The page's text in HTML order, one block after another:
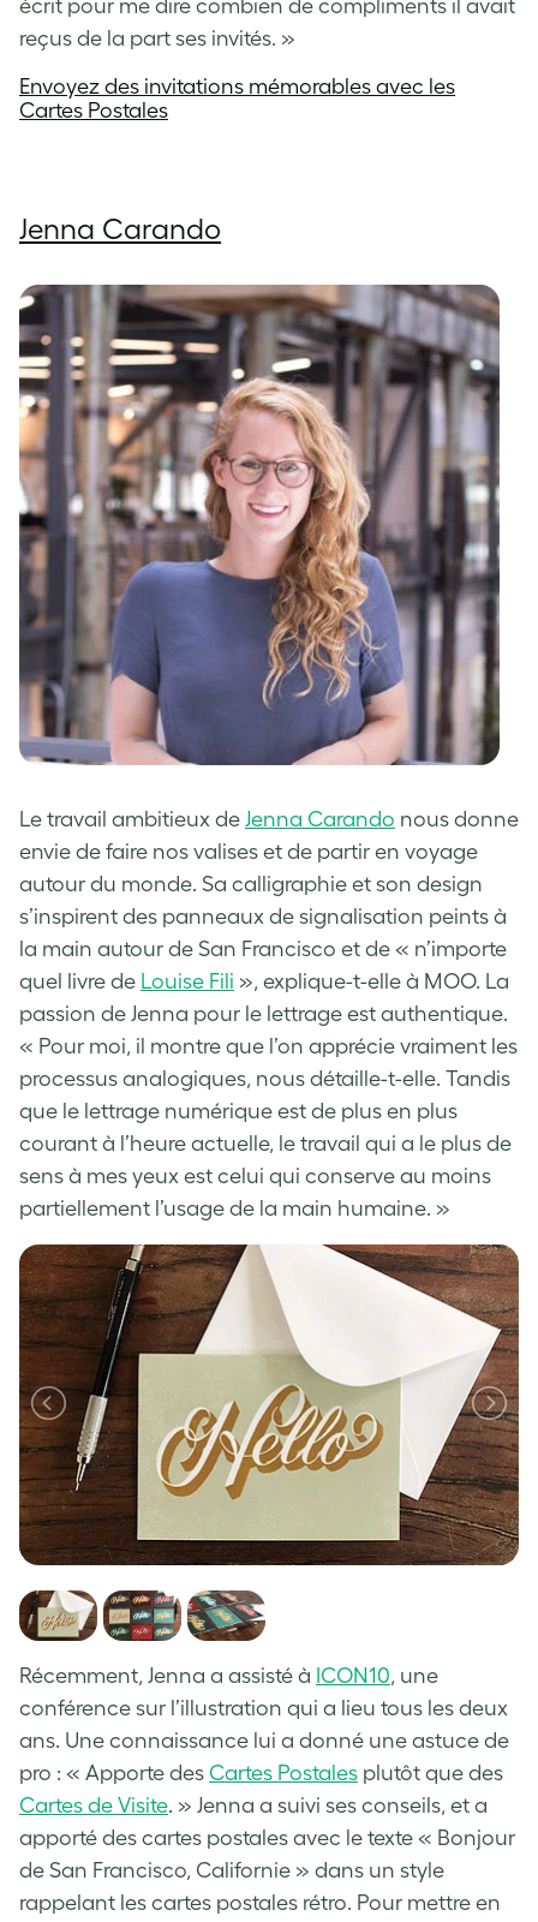
écrit pour me dire combien de compliments il avait
reçus de la part ses invités. »
Envoyez des invitations mémorables avec les
Cartes Postales
Jenna Carando
Le travail ambitieux de Jenna Carando nous donne
envie de faire nos valises et de partir en voyage
autour du monde. Sa calligraphie et son design
s’inspirent des panneaux de signalisation peints à
la main autour de San Francisco et de « n’importe
quel livre de Louise Fili », explique-t-elle à MOO. La
passion de Jenna pour le lettrage est authentique.
« Pour moi, il montre que l’on apprécie vraiment les
processus analogiques, nous détaille-t-elle. Tandis
que le lettrage numérique est de plus en plus
courant à l’heure actuelle, le travail qui a le plus de
sens à mes yeux est celui qui conserve au moins
partiellement l’usage de la main humaine. »
Récemment, Jenna a assisté à ICON10, une
conférence sur l’illustration qui a lieu tous les deux
ans. Une connaissance lui a donné une astuce de
pro : « Apporte des Cartes Postales plutôt que des
Cartes de Visite. » Jenna a suivi ses conseils, et a
apporté des cartes postales avec le texte « Bonjour
de San Francisco, Californie » dans un style
rappelant les cartes postales rétro. Pour mettre en